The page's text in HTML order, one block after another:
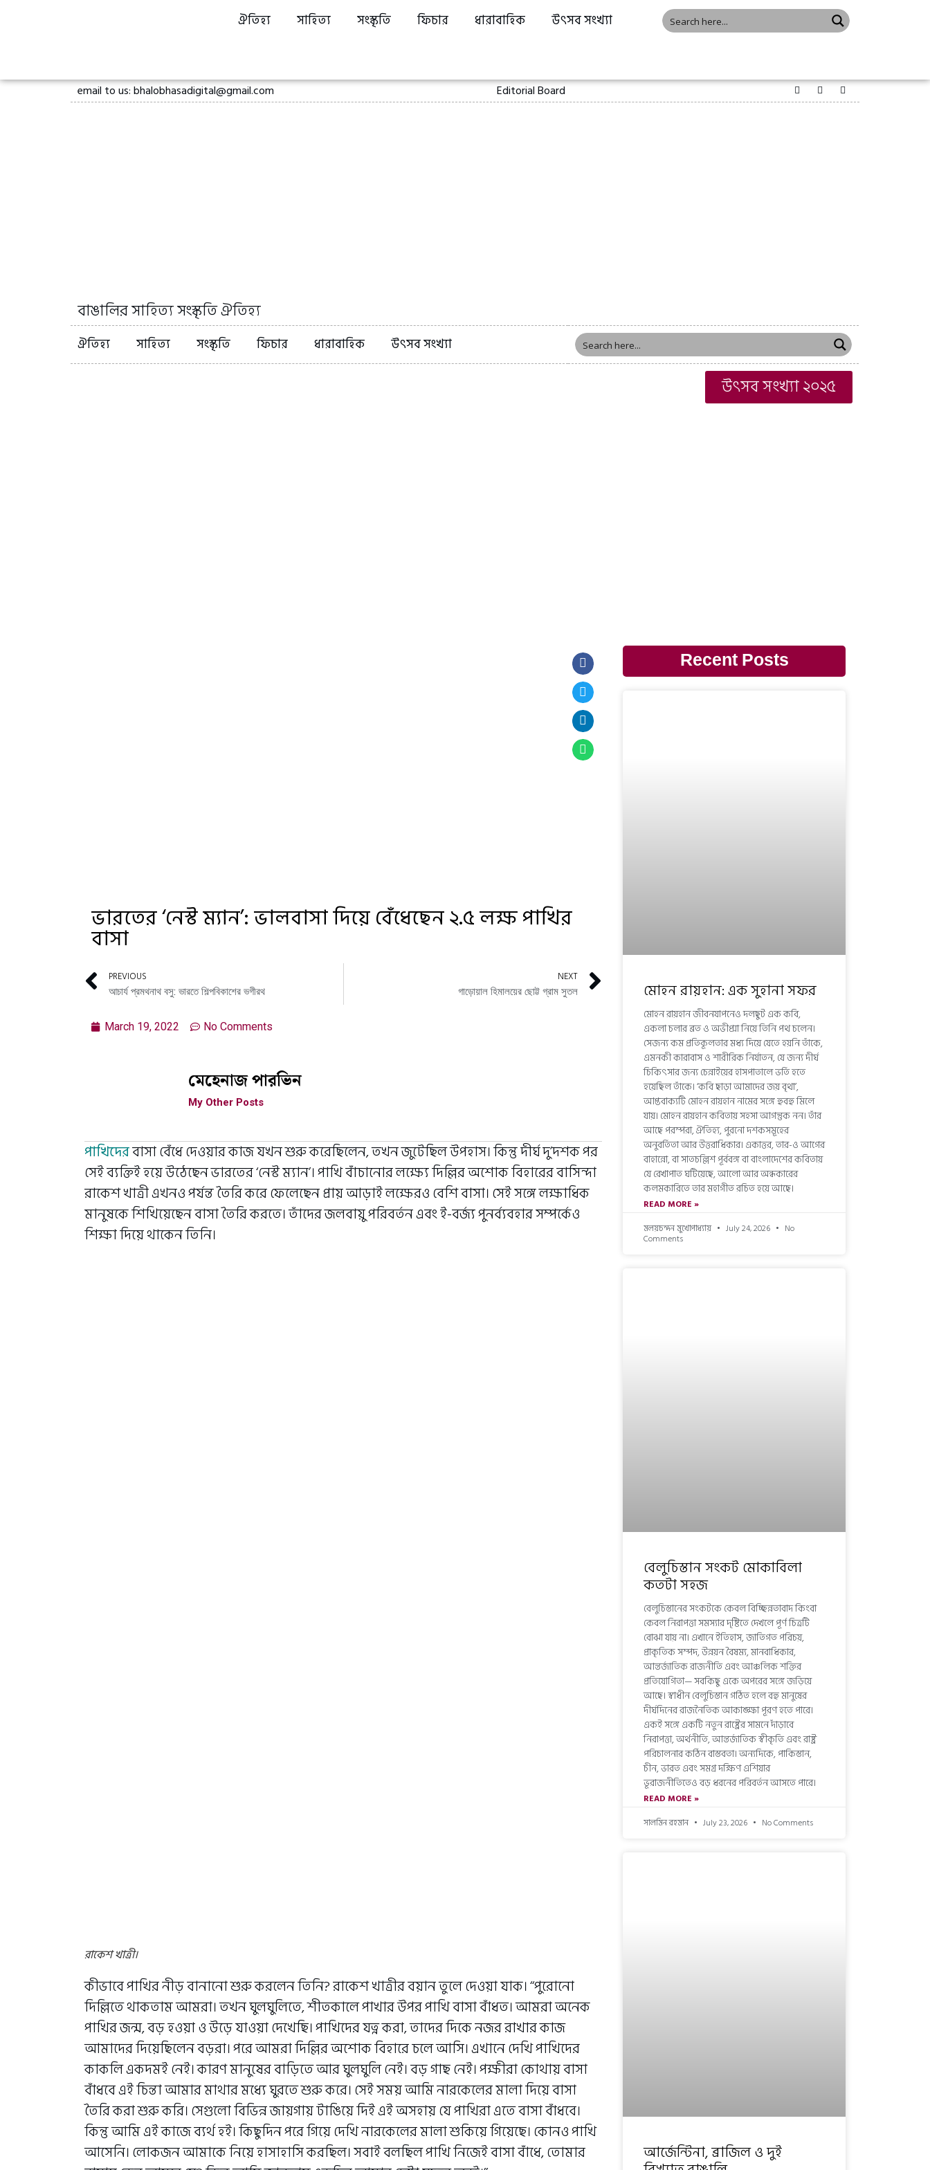
ঐতিহ্য সাহিত্য সংস্কৃতি ফিচার ধারাবাহিক উৎসব সংখ্যা
email to us: bhalobhasadigital@gmail.com Editorial Board
বাঙালির সাহিত্য সংস্কৃতি ঐতিহ্য
ঐতিহ্য সাহিত্য সংস্কৃতি ফিচার ধারাবাহিক উৎসব সংখ্যা
উৎসব সংখ্যা ২০২৫
ভারতের ‘নেস্ট ম্যান’: ভালবাসা দিয়ে বেঁধেছেন ২.৫ লক্ষ পাখির
বাসা
PREVIOUS
আচার্য প্রমথনাথ বসু: ভারতে শিল্পবিকাশের ভগীরথ
NEXT
গাড়োয়াল হিমালয়ের ছোট্ট গ্রাম সুতল
March 19, 2022 No Comments
মেহেনাজ পারভিন
My Other Posts
পাখিদেরবাসা বেঁধে দেওয়ার কাজ যখন শুরু করেছিলেন, তখন জুটেছিল উপহাস। কিন্তু দীর্ঘ দু’দশক পর
সেই ব্যক্তিই হয়ে উঠেছেন ভারতের ‘নেস্ট ম্যান’। পাখি বাঁচানোর লক্ষ্যে দিল্লির অশোক বিহারের বাসিন্দা
রাকেশ খাত্রী এখনও পর্যন্ত তৈরি করে ফেলেছেন প্রায় আড়াই লক্ষেরও বেশি বাসা। সেই সঙ্গে লক্ষাধিক
মানুষকে শিখিয়েছেন বাসা তৈরি করতে। তাঁদের জলবায়ু পরিবর্তন এবং ই-বর্জ্য পুনর্ব্যবহার সম্পর্কেও
শিক্ষা দিয়ে থাকেন তিনি।
রাকেশ খাত্রী।
কীভাবে পাখির নীড় বানানো শুরু করলেন তিনি? রাকেশ খাত্রীর বয়ান তুলে দেওয়া যাক। ‘‘পুরোনো
দিল্লিতে থাকতাম আমরা। তখন ঘুলঘুলিতে, শীতকালে পাখার উপর পাখি বাসা বাঁধত। আমরা অনেক
পাখির জন্ম, বড় হওয়া ও উড়ে যাওয়া দেখেছি। পাখিদের যত্ন করা, তাদের দিকে নজর রাখার কাজ
আমাদের দিয়েছিলেন বড়রা। পরে আমরা দিল্লির অশোক বিহারে চলে আসি। এখানে দেখি পাখিদের
কাকলি একদমই নেই। কারণ মানুষের বাড়িতে আর ঘুলঘুলি নেই। বড় গাছ নেই। পক্ষীরা কোথায় বাসা
বাঁধবে এই চিন্তা আমার মাথার মধ্যে ঘুরতে শুরু করে। সেই সময় আমি নারকেলের মালা দিয়ে বাসা
তৈরি করা শুরু করি। সেগুলো বিভিন্ন জায়গায় টাঙিয়ে দিই এই অসহায় যে পাখিরা এতে বাসা বাঁধবে।
কিন্তু আমি এই কাজে ব্যর্থ হই। কিছুদিন পরে গিয়ে দেখি নারকেলের মালা শুকিয়ে গিয়েছে। কোনও পাখি
আসেনি। লোকজন আমাকে নিয়ে হাসাহাসি করছিল। সবাই বলছিল পাখি নিজেই বাসা বাঁধে, তোমার
Recent Posts
মোহন রায়হান: এক সুহানা সফর
মোহন রায়হান জীবনযাপনেও দলছুট এক কবি,
একলা চলার ব্রত ও অভীপ্সা নিয়ে তিনি পথ চলেন।
সেজন্য কম প্রতিকূলতার মধ্য দিয়ে যেতে হয়নি তাঁকে,
এমনকী কারাবাস ও শারীরিক নির্যাতন, যে জন্য দীর্ঘ
চিকিৎসার জন্য চেন্নাইয়ের হাসপাতালে ভর্তি হতে
হয়েছিল তাঁকে। ‘কবি ছাড়া আমাদের জয় বৃথা’,
আপ্তবাক্যটি মোহন রায়হান নামের সঙ্গে হুবহু মিলে
যায়। মোহন রায়হান কবিতায় সহসা আগন্তুক নন। তাঁর
আছে পরম্পরা, ঐতিহ্য, পুরনো দশকসমূহের
অনুবর্তিতা আর উত্তরাধিকার। একাত্তর, তার-ও আগের
বাহান্নো, বা সাতচল্লিশ পূর্ববঙ্গ বা বাংলাদেশের কবিতায়
যে রেখাপাত ঘটিয়েছে, আলো আর অন্ধকারের
কলমকারিতে তার মহাগীত রচিত হয়ে আছে।
READ MORE »
মলয়চন্দন মুখোপাধ্যায়
July 24, 2026 No
Comments
বেলুচিস্তান সংকট মোকাবিলা
কতটা সহজ
বেলুচিস্তানের সংকটকে কেবল বিচ্ছিন্নতাবাদ কিংবা
কেবল নিরাপত্তা সমস্যার দৃষ্টিতে দেখলে পূর্ণ চিত্রটি
বোঝা যায় না। এখানে ইতিহাস, জাতিগত পরিচয়,
প্রাকৃতিক সম্পদ, উন্নয়ন বৈষম্য, মানবাধিকার,
আন্তর্জাতিক রাজনীতি এবং আঞ্চলিক শক্তির
প্রতিযোগিতা— সবকিছু একে অপরের সঙ্গে জড়িয়ে
আছে। স্বাধীন বেলুচিস্তান গঠিত হলে বহু মানুষের
দীর্ঘদিনের রাজনৈতিক আকাঙ্ক্ষা পূরণ হতে পারে।
একই সঙ্গে একটি নতুন রাষ্ট্রের সামনে দাঁড়াবে
নিরাপত্তা, অর্থনীতি, আন্তর্জাতিক স্বীকৃতি এবং রাষ্ট্র
পরিচালনার কঠিন বাস্তবতা। অন্যদিকে, পাকিস্তান,
চীন, ভারত এবং সমগ্র দক্ষিণ এশিয়ার
ভূরাজনীতিতেও বড় ধরনের পরিবর্তন আসতে পারে।
READ MORE »
সালমিন রহমান
July 23, 2026 No Comments
আর্জেন্টিনা, ব্রাজিল ও দুই